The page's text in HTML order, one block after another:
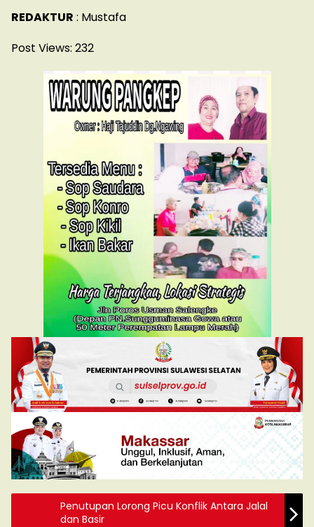
REDAKTUR : Mustafa
Post Views: 232
Penutupan Lorong Picu Konflik Antara Jalal
dan Basir